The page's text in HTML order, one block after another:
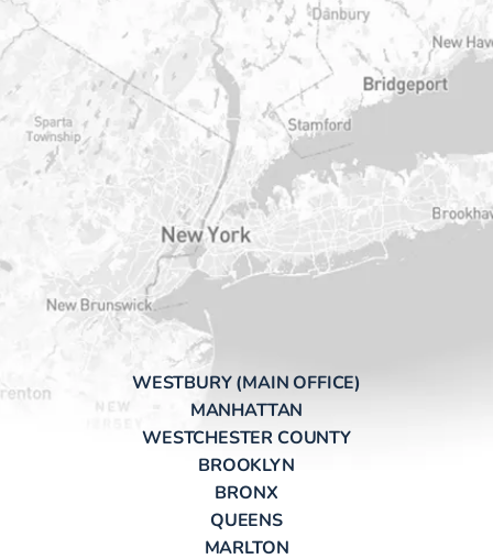
WESTBURY (MAIN OFFICE)
MANHATTAN
WESTCHESTER COUNTY
BROOKLYN
BRONX
QUEENS
MARLTON